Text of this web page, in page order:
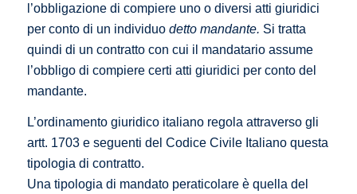
l’obbligazione di compiere uno o diversi atti giuridici
per conto di un individuo detto mandante. Si tratta
quindi di un contratto con cui il mandatario assume
l’obbligo di compiere certi atti giuridici per conto del
mandante.
L’ordinamento giuridico italiano regola attraverso gli
artt. 1703 e seguenti del Codice Civile Italiano questa
tipologia di contratto.
Una tipologia di mandato peraticolare è quella del